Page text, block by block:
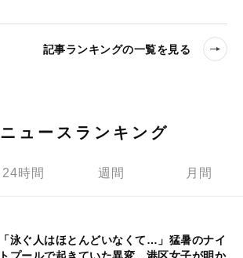
記事ランキングの一覧を見る
ニュースランキング
24時間 週間 月間
「泳ぐ人はほとんどいなくて…」猛暑のナイ